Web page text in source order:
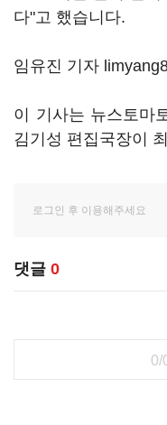
다"고 했습니다.
임유진 기자
이 기사는 뉴스토마
김기성 편집국장이
댓글 0
0/